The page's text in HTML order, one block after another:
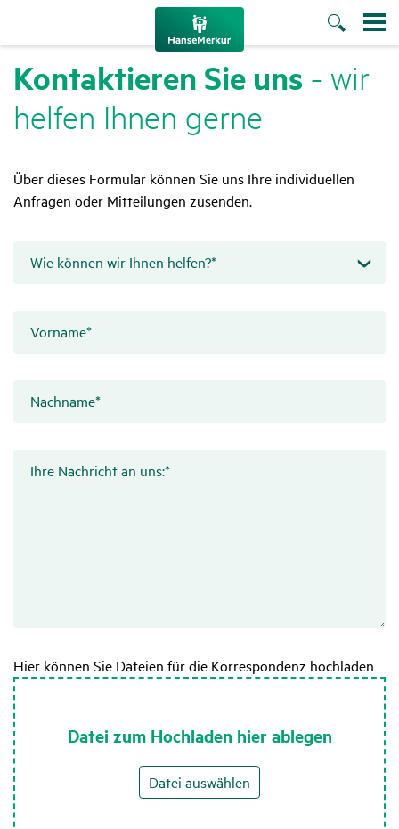
Kontak­tieren Sie uns - wir
helfen Ihnen gerne
Über dieses Formular können Sie uns Ihre individuellen
Anfragen oder Mitteilungen zusenden.
Wie können wir Ihnen helfen?*
Vorname*
Nachname*
Ihre Nachricht an uns:*
Hier können Sie Dateien für die Korrespondenz hochladen
Datei zum Hochladen hier ablegen
Datei auswählen